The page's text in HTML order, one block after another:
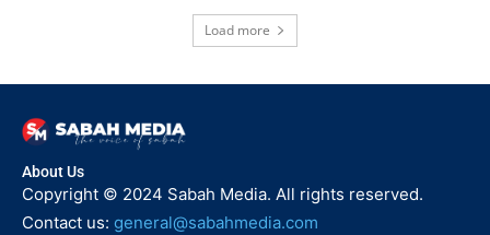
Load more
About Us
Copyright © 2024 Sabah Media. All rights reserved.
Contact us: general@sabahmedia.com